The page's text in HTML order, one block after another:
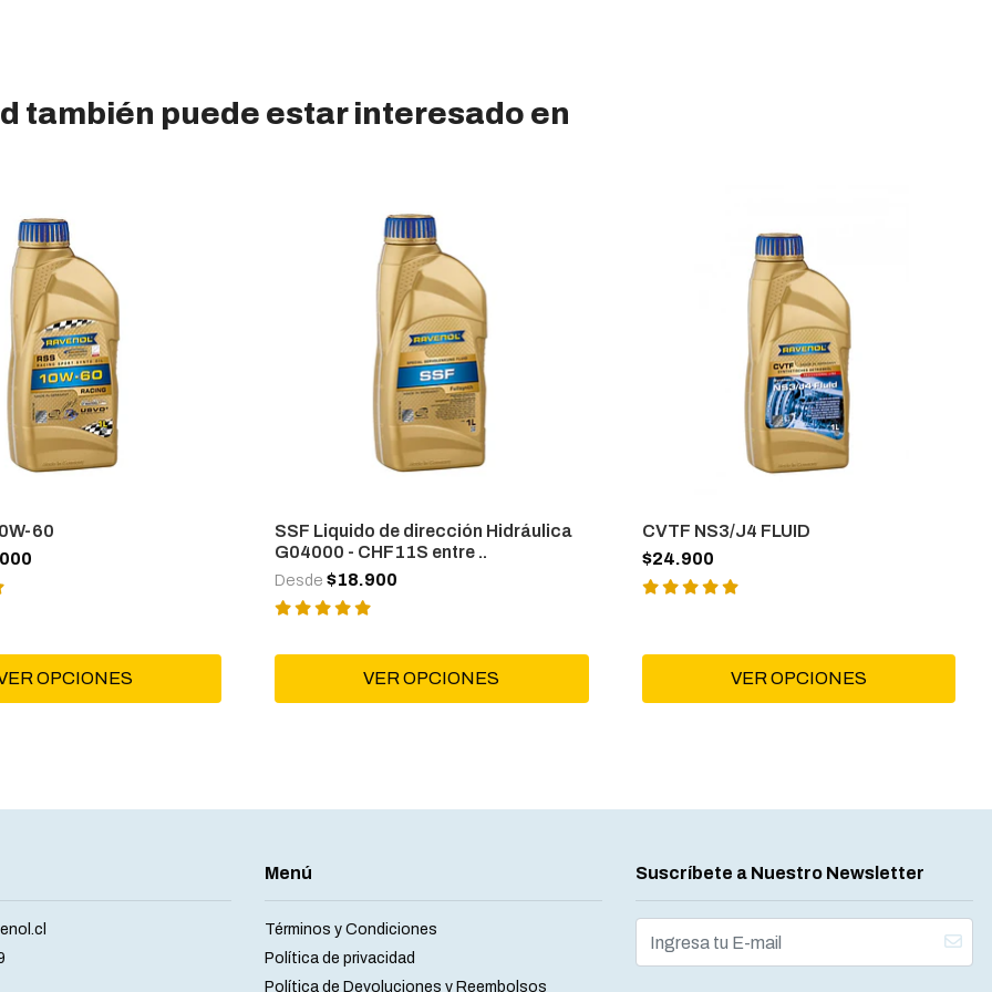
también puede estar interesado en
60
OPCIONES
SSF Liquido de dirección Hidráulica
G04000 - CHF11S entre ..
Desde $18.900
VER OPCIONES
CVTF NS3/J4 FLUID
$24.900
VER OPCIONES
Menú
Términos y Condiciones
Política de privacidad
Política de Devoluciones y Reembolsos
Suscríbete a Nuestro Newsletter